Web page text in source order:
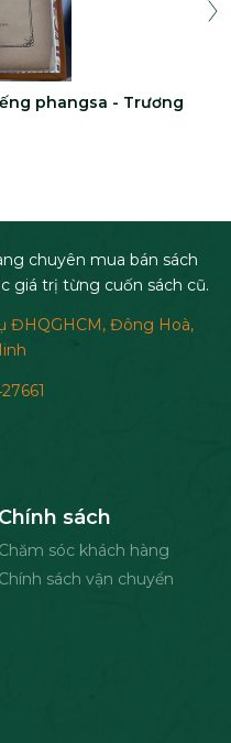
phangsa - Trương
chuyên mua bán sách
giá trị từng cuốn sách cũ.
ĐHQGHCM, Đông Hoà,
Chính sách
Chăm sóc khách hàng
Chính sách vận chuyển